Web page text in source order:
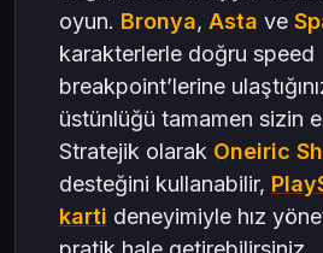
oyun. Bronya, Asta ve
karakterlerle doğru speed
breakpoint’lerine
üstünlüğü tamamen sizin
Stratejik olarak Oneiric
desteğini kullanabilir,
karti deneyimiyle hız